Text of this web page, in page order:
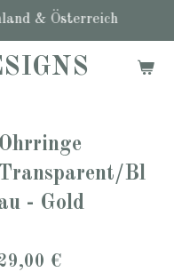
& Österreich
Ohrringe
Bl
- Gold
€